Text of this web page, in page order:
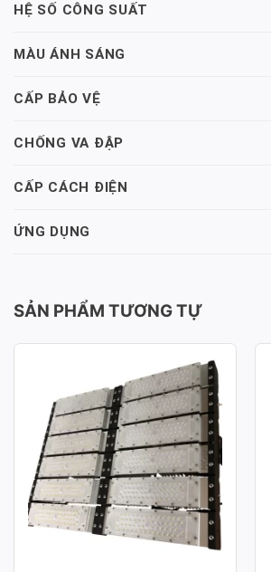
HỆ SỐ CÔNG SUẤT
MÀU ÁNH SÁNG
CẤP BẢO VỆ
CHỐNG VA ĐẬP
CẤP CÁCH ĐIỆN
ỨNG DỤNG
SẢN PHẨM TƯƠNG TỰ
ĐÈN PHA LED MODULE SMD
P03 – CÔNG SUẤT 600W
Công suất: 600W
Hiệu suất chiếu sáng: 130lm/W
Nhiệt độ màu: 3.000K / 4.000K /
6.000K
Chỉ số hoàn màu: CRI≥70
Tuổi thọ L70: 50.000h
Hệ số công suất: >0.95
Điện áp sử dụng: AC 100-277V ~